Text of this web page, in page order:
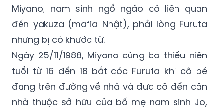
Miyano, nam sinh ngổ ngáo có liên quan
đến yakuza (mafia Nhật), phải lòng Furuta
nhưng bị cô khước từ.
Ngày 25/11/1988, Miyano cùng ba thiếu niên
tuổi từ 16 đến 18 bắt cóc Furuta khi cô bé
đang trên đường về nhà và đưa cô đến căn
nhà thuộc sở hữu của bố mẹ nam sinh Jo,